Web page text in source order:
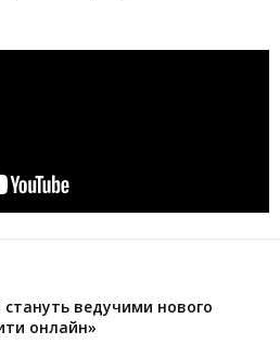
стануть ведучими нового
онлайн»